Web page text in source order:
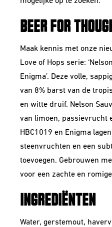
BEER FOR
Maak kennis met onze
Love of Hops serie:
Enigma’. Deze volle,
van 8% barst van de
en witte druif. Nelson
van limoen, passievrucht
HBC1019 en Enigma
steenvruchten en een
toevoegen. Gebrouwen
voor een zachte en
INGREDIËNTEN
Water, gerstemout,